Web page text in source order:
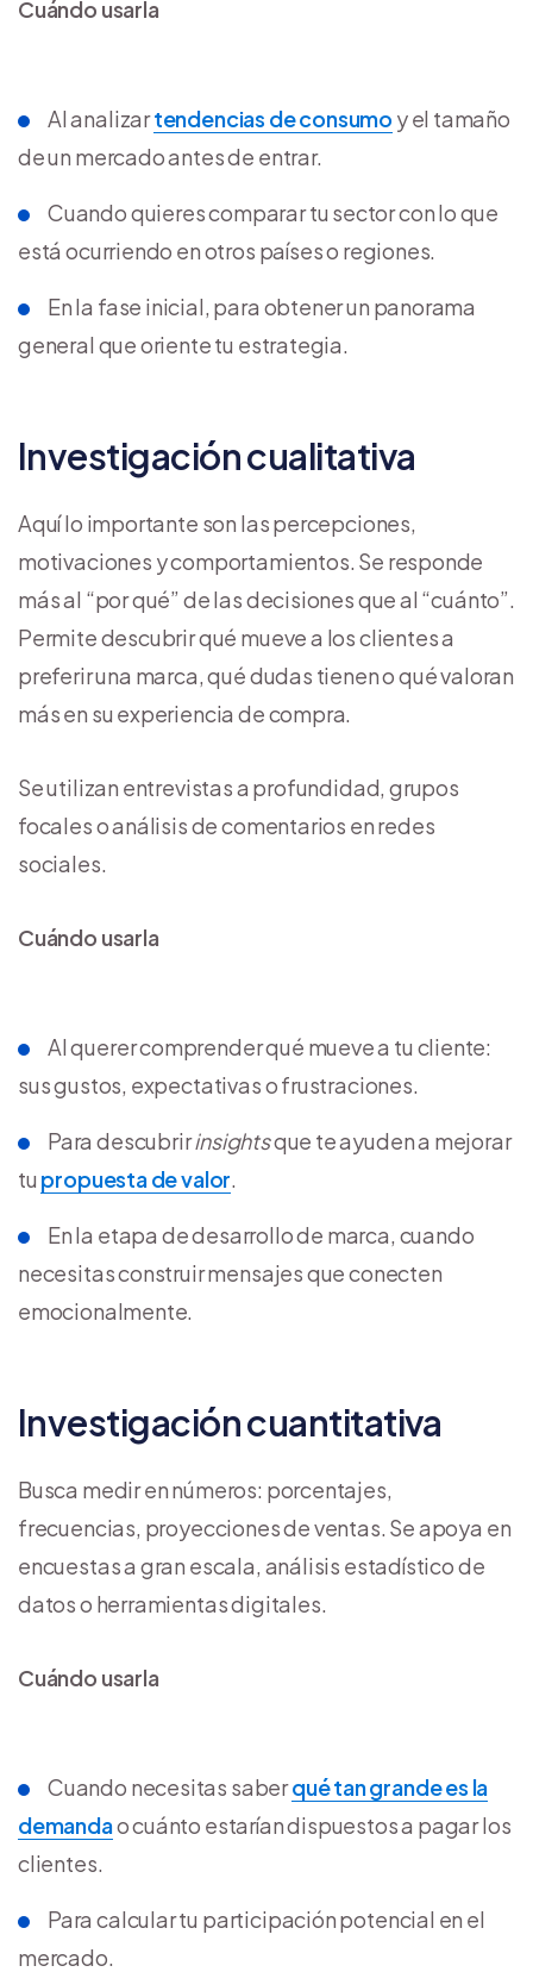
Cuándo usarla
Al analizartendencias de consumo y el tamaño
de un mercado antes de entrar.
Cuando quieres comparar tu sector con lo que
está ocurriendo en otros países o regiones.
En la fase inicial, para obtener un panorama
general que oriente tu estrategia.
Investigación cualitativa
Aquí lo importante son las percepciones,
motivaciones y comportamientos. Se responde
más al “por qué” de las decisiones que al “cuánto”.
Permite descubrir qué mueve a los clientes a
preferir una marca, qué dudas tienen o qué valoran
más en su experiencia de compra.
Se utilizan entrevistas a profundidad, grupos
focales o análisis de comentarios en redes
sociales.
Cuándo usarla
Al querer comprender qué mueve a tu cliente:
sus gustos, expectativas o frustraciones.
Para descubririnsightsque te ayuden a mejorar
tu propuesta de valor.
En la etapa de desarrollo de marca, cuando
necesitas construir mensajes que conecten
emocionalmente.
Investigación cuantitativa
Busca medir en números: porcentajes,
frecuencias, proyecciones de ventas. Se apoya en
encuestas a gran escala, análisis estadístico de
datos o herramientas digitales.
Cuándo usarla
Cuando necesitas saberqué tan grande es la
demandao cuánto estarían dispuestos a pagar los
clientes.
Para calcular tu participación potencial en el
mercado.